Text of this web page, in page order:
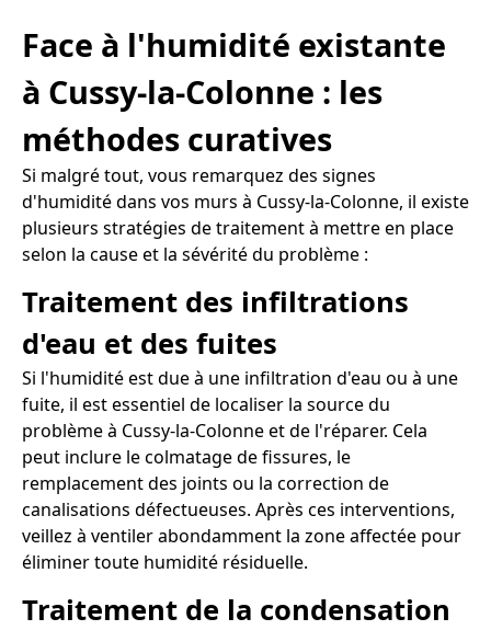
Face à l'humidité existante
à Cussy-la-Colonne : les
méthodes curatives
Si malgré tout, vous remarquez des signes
d'humidité dans vos murs à Cussy-la-Colonne, il existe
plusieurs stratégies de traitement à mettre en place
selon la cause et la sévérité du problème :
Traitement des infiltrations
d'eau et des fuites
Si l'humidité est due à une infiltration d'eau ou à une
fuite, il est essentiel de localiser la source du
problème à Cussy-la-Colonne et de l'réparer. Cela
peut inclure le colmatage de fissures, le
remplacement des joints ou la correction de
canalisations défectueuses. Après ces interventions,
veillez à ventiler abondamment la zone affectée pour
éliminer toute humidité résiduelle.
Traitement de la condensation